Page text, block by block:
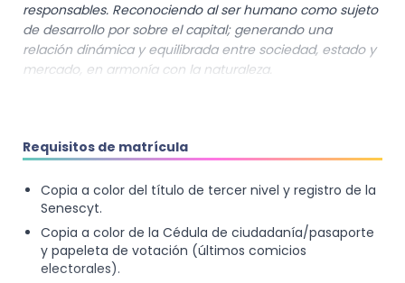
responsables. Reconociendo al ser humano como sujeto
de desarrollo por sobre el capital; generando una
relación dinámica y equilibrada entre sociedad, estado y
mercado, en armonía con la naturaleza.
Podrán acceder al programa de posgrado profesionales
que posean título de tercer nivel de grado registrado en
la Senescyt preferentemente en el campo específico
de las Ciencias Sociales y del Comportamiento
(Economía, Ciencias Políticas, Estudios Sociales y
Culturales, Estudios de Género, Geografía y Territorio,
Requisitos de matrícula
Copia a color del título de tercer nivel y registro de la
Senescyt.
Copia a color de la Cédula de ciudadanía/pasaporte
y papeleta de votación (últimos comicios
electorales).